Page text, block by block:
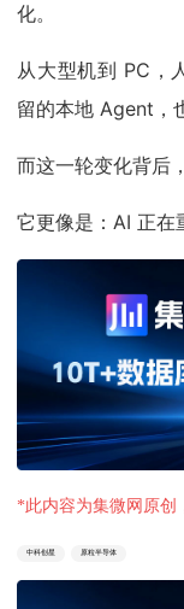
化。
从大型机到 PC，
留的本地 Agent，
而这一轮变化背后
它更像是：AI 正在
*此内容为集微网原创
中科创星 原粒半导体